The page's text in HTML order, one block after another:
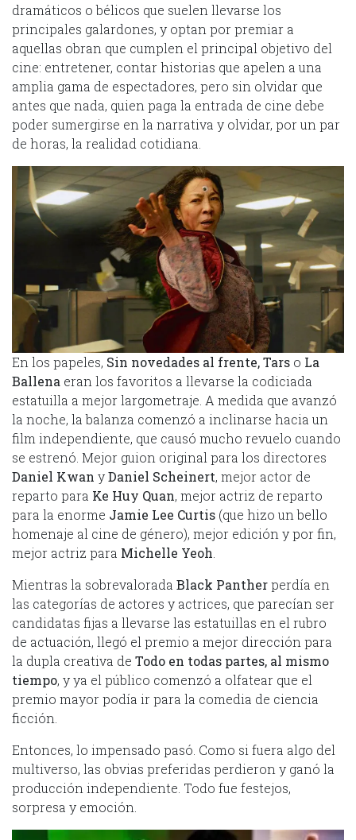
dramáticos o bélicos que suelen llevarse los
principales galardones, y optan por premiar a
aquellas obran que cumplen el principal objetivo del
cine: entretener, contar historias que apelen a una
amplia gama de espectadores, pero sin olvidar que
antes que nada, quien paga la entrada de cine debe
poder sumergirse en la narrativa y olvidar, por un par
de horas, la realidad cotidiana.
En los papeles, Sin novedades al frente, Tars o La
Ballena eran los favoritos a llevarse la codiciada
estatuilla a mejor largometraje. A medida que avanzó
la noche, la balanza comenzó a inclinarse hacia un
film independiente, que causó mucho revuelo cuando
se estrenó. Mejor guion original para los directores
Daniel Kwan yDaniel Scheinert, mejor actor de
reparto para Ke Huy Quan, mejor actriz de reparto
para la enorme Jamie Lee Curtis (que hizo un bello
homenaje al cine de género), mejor edición y por fin,
mejor actriz para Michelle Yeoh
Mientras la sobrevalorada Black Pantherperdía en
las categorías de actores y actrices, que parecían ser
candidatas fijas a llevarse las estatuillas en el rubro
de actuación, llegó el premio a mejor dirección para
la dupla creativa de Todo en todas partes, al mismo
tiempo, y ya el público comenzó a olfatear que el
premio mayor podía ir para la comedia de ciencia
ficción.
Entonces, lo impensado pasó. Como si fuera algo del
multiverso, las obvias preferidas perdieron y ganó la
producción independiente. Todo fue festejos,
sorpresa y emoción.